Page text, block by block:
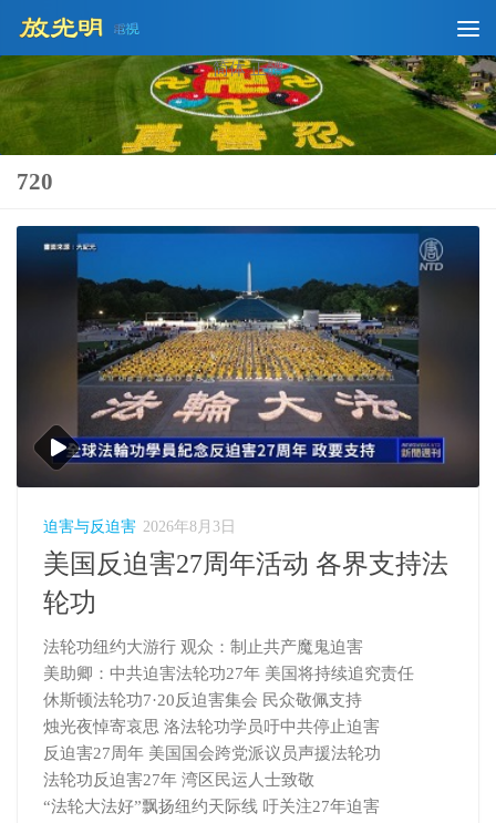
Skip to content
简体 正體
720
迫害与反迫害 2026年8月3日
美国反迫害27周年活动 各界支持法
轮功
法轮功纽约大游行 观众：制止共产魔鬼迫害
美助卿：中共迫害法轮功27年 美国将持续追究责任
休斯顿法轮功7·20反迫害集会 民众敬佩支持
烛光夜悼寄哀思 洛法轮功学员吁中共停止迫害
反迫害27周年 美国国会跨党派议员声援法轮功
法轮功反迫害27年 湾区民运人士致敬
“法轮大法好”飘扬纽约天际线 吁关注27年迫害